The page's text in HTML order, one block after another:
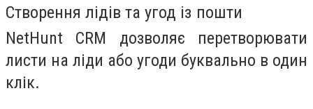
Створення лідів та угод із пошти
NetHunt CRM дозволяє перетворювати
листи на ліди або угоди буквально в один
клік.